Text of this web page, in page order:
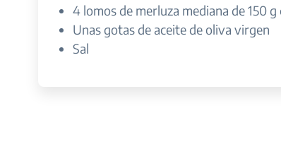
4 lomos de merluza mediana de 150 g
Unas gotas de aceite de oliva virgen
Sal